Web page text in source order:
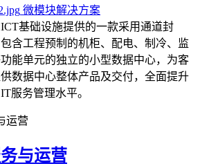
微模块解决方案
基础设施提供的一款采用通道封
含工程预制的机柜、配电、制冷、监
能单元的独立的小型数据中心，为客
数据中心整体产品及交付，全面提升
服务管理水平。
运营
与运营